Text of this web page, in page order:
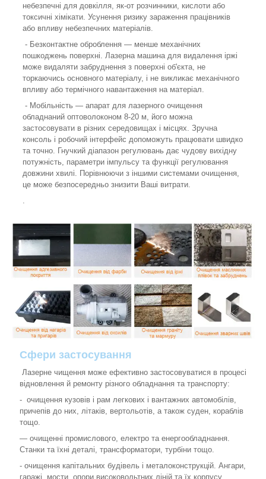
небезпечні для довкілля, як-от розчинники, кислоти або
токсичні хімікати. Усунення ризику зараження працівників
або впливу небезпечних матеріалів.
- Безконтактне оброблення — менше механічних
пошкоджень поверхні. Лазерна машина для видалення іржі
може видаляти забруднення з поверхні об'єкта, не
торкаючись основного матеріалу, і не викликає механічного
впливу або термічного навантаження на матеріал.
- Мобільність — апарат для лазерного очищення
обладнаний оптоволоконом 8-20 м, його можна
застосовувати в різних середовищах і місцях. Зручна
консоль і робочий інтерфейс допоможуть працювати швидко
та точно. Гнучкий діапазон регулювань дає чудову вихідну
потужність, параметри імпульсу та функції регулювання
довжини хвилі. Порівнюючи з іншими системами очищення,
це може безпосередньо знизити Ваші витрати.
.
Сфери застосування
Лазерне чищення може ефективно застосовуватися в процесі
відновлення й ремонту різного обладнання та транспорту:
- очищення кузовів і рам легкових і вантажних автомобілів,
причепів до них, літаків, вертольотів, а також суден, кораблів
тощо.
— очищенні промислового, електро та енергообладнання.
Станки та їхні деталі, трансформатори, турбіни тощо.
- очищення капітальних будівель і металоконструкцій. Ангари,
гаражі, мости, опори високовольтних ліній та їх корпусу.